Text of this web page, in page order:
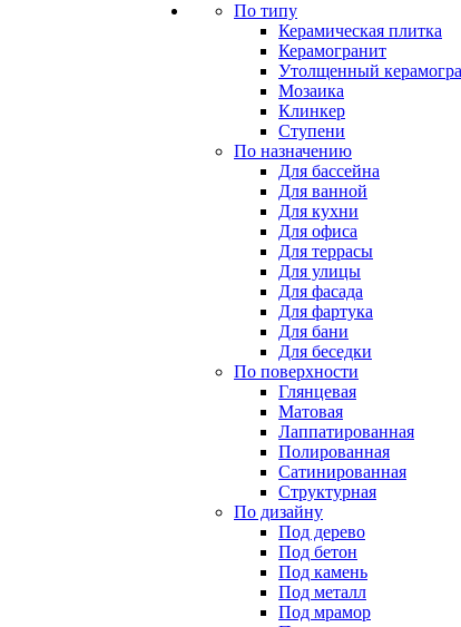
По типу
Керамическая плитка
Керамогранит
Утолщенный
Мозаика
Клинкер
Ступени
По назначению
Для бассейна
Для ванной
Для кухни
Для офиса
Для террасы
Для улицы
Для фасада
Для фартука
Для бани
Для беседки
По поверхности
Глянцевая
Матовая
Лаппатированная
Полированная
Сатинированная
Структурная
По дизайну
Под дерево
Под бетон
Под камень
Под металл
Под мрамор